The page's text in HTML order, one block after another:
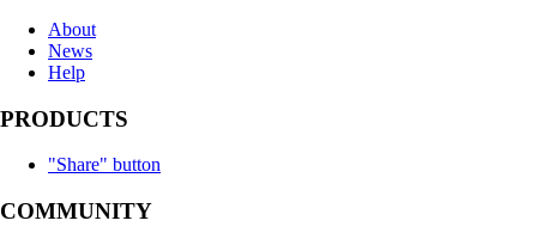
About
News
Help
PRODUCTS
"Share" button
COMMUNITY